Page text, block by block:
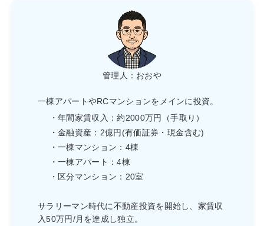
管理人：おおや
一棟アパートやRCマンションをメインに投資。
・年間家賃収入：約2000万円（手取り）
・金融資産：2億円(有価証券・現金含む)
・一棟マンション：4棟
・一棟アパート：4棟
・区分マンション：20室
サラリーマン時代に不動産投資を開始し、家賃収
入50万円/月を達成し独立。